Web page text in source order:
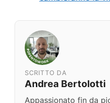
SCRITTO DA
Andrea Bertolotti
Appassionato fin da